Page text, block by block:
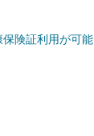
険証利用が可能